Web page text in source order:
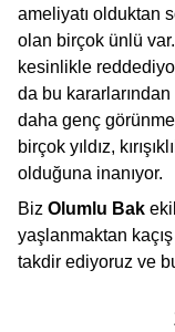
ameliyatı olduktan
olan birçok ünlü
kesinlikle
da bu
daha genç
birçok yıldız,
olduğuna inanıyor.
Biz Olumlu Bak
yaşlanmaktan kaçış
takdir ediyoruz ve